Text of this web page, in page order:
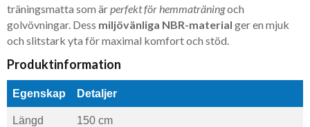
träningsmatta som ärperfekt för hemmaträningoch
golvövningar. Dess miljövänliga NBR-material ger en mjuk
och slitstark yta för maximal komfort och stöd.
Produktinformation
Egenskap Detaljer
Längd 150 cm